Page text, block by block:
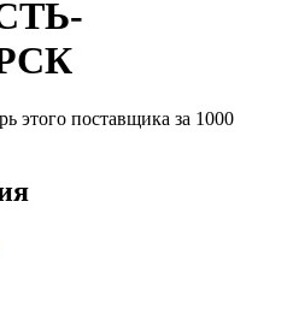
этого поставщика за 1000